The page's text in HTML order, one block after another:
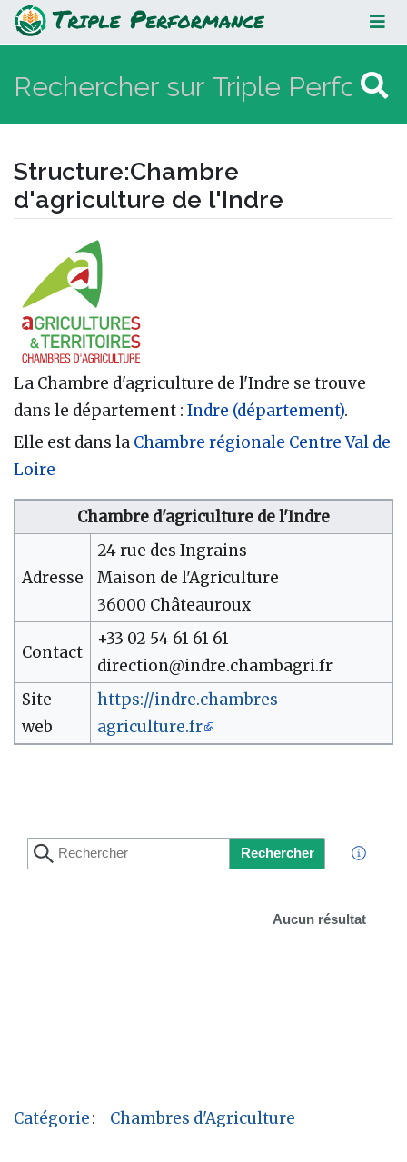
Chambre d'agriculture de l'Indre
Structure:Chambre
d'agriculture de l'Indre
navigation
La Chambre d'agriculture de l'Indre se trouve
dans le département : Indre (département).
Elle est dans la Chambre régionale Centre Val de
Loire
Chambre d'agriculture de l'Indre
Adresse
24 rue des Ingrains
Maison de l'Agriculture
36000 Châteauroux
Contact
+33 02 54 61 61 61
direction@indre.chambagri.fr
Site
web
https://indre.chambres-
agriculture.fr
Rechercher
Aucun résultat
Catégorie: Chambres d'Agriculture